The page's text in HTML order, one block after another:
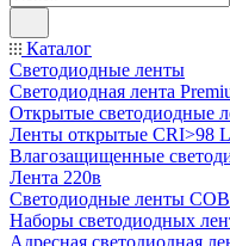
Каталог
Светодиодные ленты
Светодиодная лента
Открытые светодиодные
Ленты открытые CRI>98
Влагозащищенные
Лента 220в
Светодиодные ленты COB
Наборы светодиодных
Адресная светодиодная